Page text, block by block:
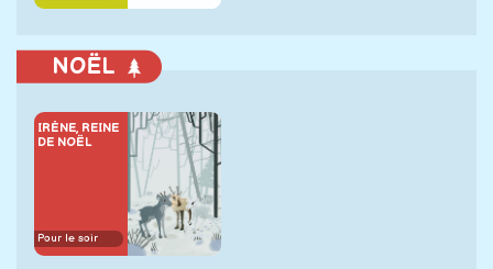
NOËL
IRÈNE, REINE
DE NOËL
Pour le soir